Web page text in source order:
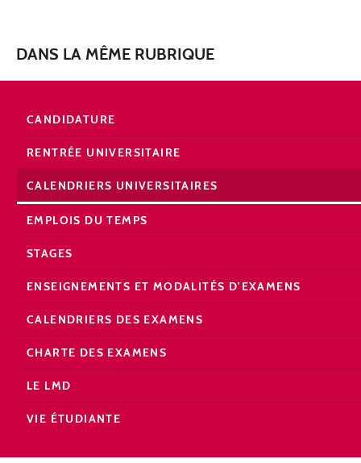
DANS LA MÊME RUBRIQUE
CANDIDATURE
RENTRÉE UNIVERSITAIRE
CALENDRIERS UNIVERSITAIRES
EMPLOIS DU TEMPS
STAGES
ENSEIGNEMENTS ET MODALITÉS D'EXAMENS
CALENDRIERS DES EXAMENS
CHARTE DES EXAMENS
LE LMD
VIE ÉTUDIANTE